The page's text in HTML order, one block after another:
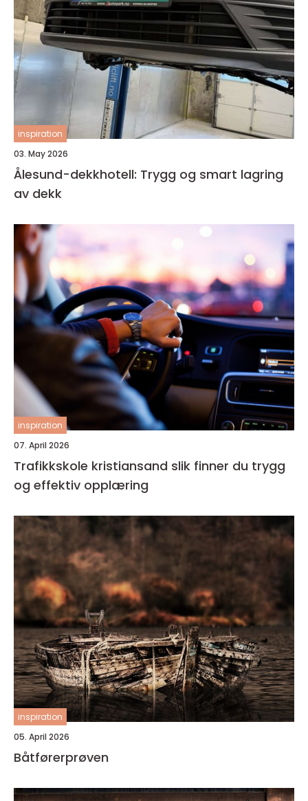
inspiration
03. May 2026
Ålesund-dekkhotell: Trygg og smart lagring
av dekk
inspiration
07. April 2026
Trafikkskole kristiansand slik finner du trygg
og effektiv opplæring
inspiration
05. April 2026
Båtførerprøven